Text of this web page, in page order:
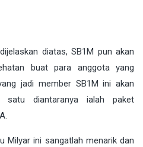
diatas, SB1M pun akan
buat para anggota yang
jadi member SB1M ini akan
satu diantaranya ialah paket
Milyar ini sangatlah menarik dan